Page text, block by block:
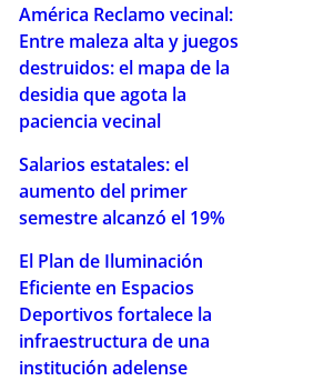
América Reclamo vecinal:
Entre maleza alta y juegos
destruidos: el mapa de la
desidia que agota la
paciencia vecinal
Salarios estatales: el
aumento del primer
semestre alcanzó el 19%
El Plan de Iluminación
Eficiente en Espacios
Deportivos fortalece la
infraestructura de una
institución adelense